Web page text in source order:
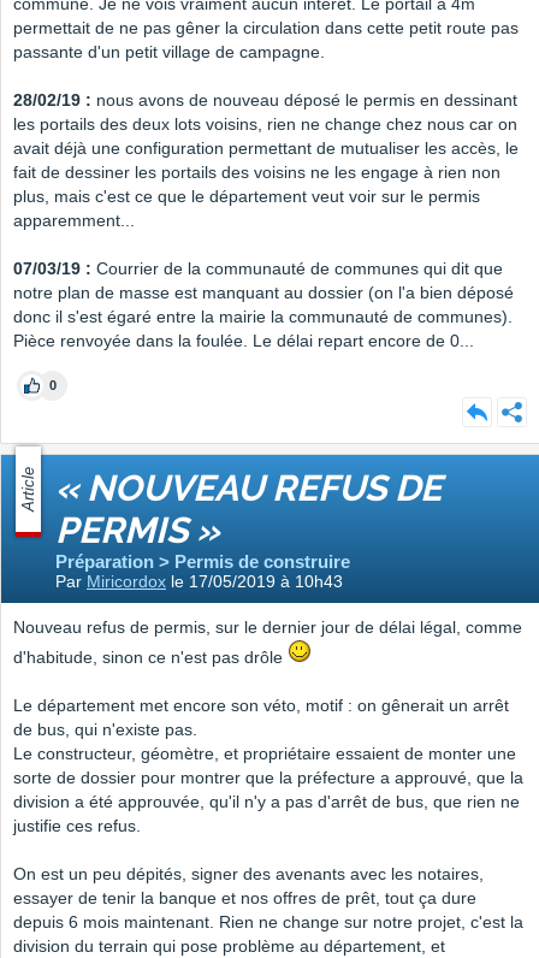
commune. Je ne vois vraiment aucun intérêt. Le portail à 4m
permettait de ne pas gêner la circulation dans cette petit route pas
passante d'un petit village de campagne.
28/02/19 : nous avons de nouveau déposé le permis en dessinant
les portails des deux lots voisins, rien ne change chez nous car on
avait déjà une configuration permettant de mutualiser les accès, le
fait de dessiner les portails des voisins ne les engage à rien non
plus, mais c'est ce que le département veut voir sur le permis
apparemment...
07/03/19 : Courrier de la communauté de communes qui dit que
notre plan de masse est manquant au dossier (on l'a bien déposé
donc il s'est égaré entre la mairie la communauté de communes).
Pièce renvoyée dans la foulée. Le délai repart encore de 0...
0
Article « NOUVEAU REFUS DE
PERMIS »
Préparation > Permis de construire
Par Miricordox le 17/05/2019 à 10h43
Nouveau refus de permis, sur le dernier jour de délai légal, comme
d'habitude, sinon ce n'est pas drôle
Le département met encore son véto, motif : on gênerait un arrêt
de bus, qui n'existe pas.
Le constructeur, géomètre, et propriétaire essaient de monter une
sorte de dossier pour montrer que la préfecture a approuvé, que la
division a été approuvée, qu'il n'y a pas d'arrêt de bus, que rien ne
justifie ces refus.
On est un peu dépités, signer des avenants avec les notaires,
essayer de tenir la banque et nos offres de prêt, tout ça dure
depuis 6 mois maintenant. Rien ne change sur notre projet, c'est la
division du terrain qui pose problème au département, et